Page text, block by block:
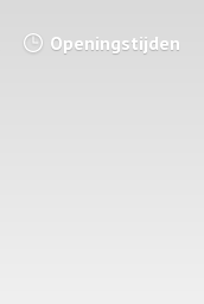
Openingstijden